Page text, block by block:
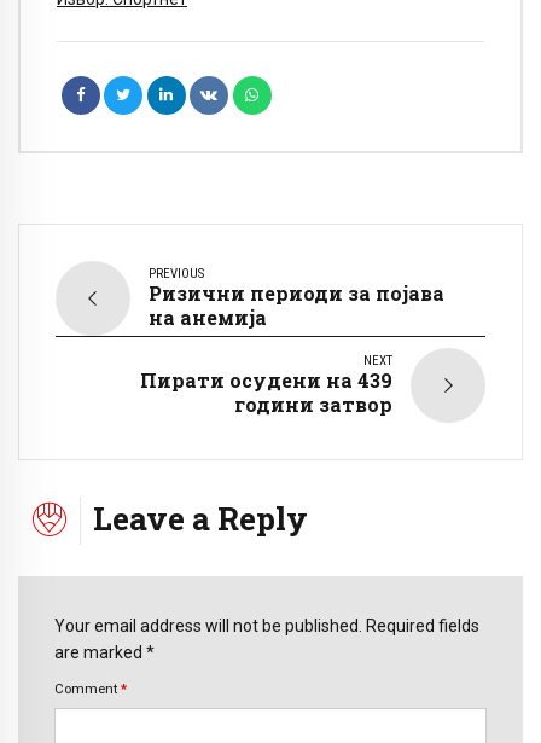
PREVIOUS
Ризични периоди за појава
на анемија
NEXT
Пирати осудени на 439
години затвор
Leave a Reply
Your email address will not be published. Required fields
are marked *
Comment *